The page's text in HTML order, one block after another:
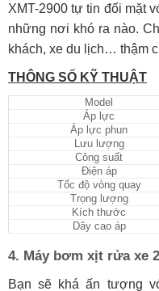
XMT-2900 tự tin đối mặt
những nơi khó ra nào.
khách, xe du lịch… thậm
THÔNG SỐ KỸ THUẬT
Model
Áp lực
Áp lực phun
Lưu lượng
Công suất
Điện áp
Tốc độ vòng quay
Trọng lượng
Kích thước
Dây cao áp
4. Máy bơm xịt rửa xe
Bạn sẽ khá ấn tượng